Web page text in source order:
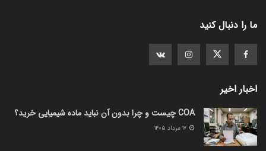
ما را دنبال کنید
اخبار اخیر
COA چیست و چرا بدون آن نباید ماده شیمیایی خرید؟